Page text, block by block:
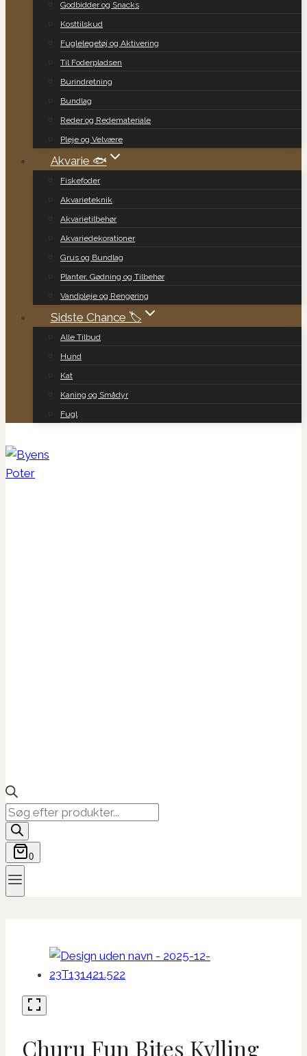
Godbidder og Snacks
Kosttilskud
Fuglelegetøj og Aktivering
Til Foderpladsen
Burindretning
Bundlag
Reder og Redemateriale
Pleje og Velvære
Akvarie 🐟
Fiskefoder
Akvarieteknik
Akvarietilbehør
Akvariedekorationer
Grus og Bundlag
Planter, Gødning og Tilbehør
Vandpleje og Rengøring
Sidste Chance 🏷️
Alle Tilbud
Hund
Kat
Kaning og Smådyr
Fugl
Products
search
0
Churu Fun Bites Kylling